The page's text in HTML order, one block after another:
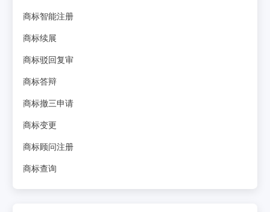
商标智能注册
商标续展
商标驳回复审
商标答辩
商标撤三申请
商标变更
商标顾问注册
商标查询